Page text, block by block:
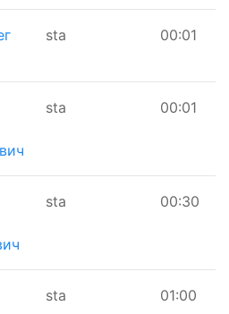
sta 00:01
sta 00:01
sta 00:30
sta 01:00